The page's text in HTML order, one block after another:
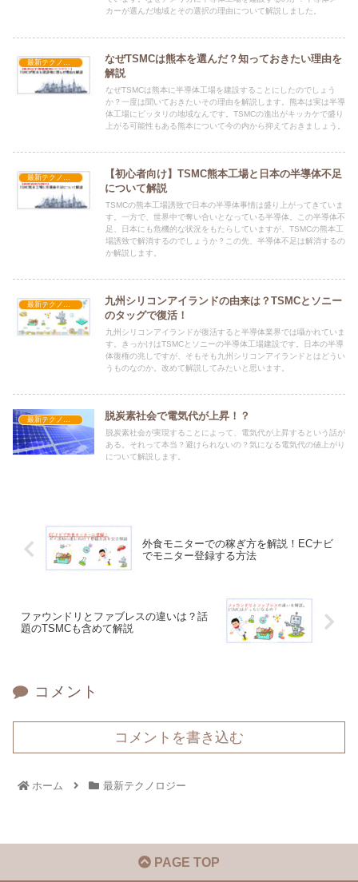
カーが選んだ地域とその選択の理由について解説しました。
最新テクノロジー
なぜTSMCは熊本を選んだ？知っておきたい理由を
解説
なぜTSMCは熊本に半導体工場を建設することにしたのでしょう
か？一度は聞いておきたいその理由を解説します。熊本は実は半導
体工場にピッタリの地域なんです。TSMCの進出がキッカケで盛り
上がる可能性もある熊本について今の内から抑えておきましょう。
最新テクノロジー
【初心者向け】TSMC熊本工場と日本の半導体不足
について解説
TSMCの熊本工場誘致で日本の半導体事情は盛り上がってきていま
す。一方で、世界中で奪い合いとなっている半導体。この半導体不
足、日本にも危機的な状況をもたらしていますが、TSMCの熊本工
場誘致で解消するのでしょうか？この先、半導体不足は解消するの
か解説します。
最新テクノロジー
九州シリコンアイランドの由来は？TSMCとソニー
のタッグで復活！
九州シリコンアイランドが復活すると半導体業界では囁かれていま
す。きっかけはTSMCとソニーの半導体工場建設です。日本の半導
体復権の兆しですが、そもそも九州シリコンアイランドとはどうい
うものなのか。改めて解説してみたいと思います。
脱炭素社会で電気代が上昇！？
脱炭素社会が実現することによって、電気代が上昇するという話が
ある。それって本当？避けられないの？気になる電気代の値上がり
について解説します。
外食モニターでの稼ぎ方を解説！ECナビ
でモニター登録する方法
ファウンドリとファブレスの違いは？話
題のTSMCも含めて解説
コメント
コメントを書き込む
ホーム 最新テクノロジー
PAGE TOP